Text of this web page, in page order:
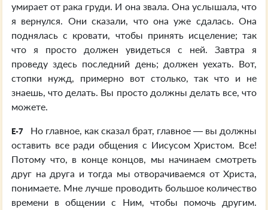
умирает от рака груди. И она звала. Она услышала, что
я вернулся. Они сказали, что она уже сдалась. Она
поднялась с кровати, чтобы принять исцеление; так
что я просто должен увидеться с ней. Завтра я
проведу здесь последний день; должен уехать. Вот,
стопки нужд, примерно вот столько, так что и не
знаешь, что делать. Вы просто должны делать все, что
можете.
E-7
Но главное, как сказал брат, главное — вы должны
оставить все ради общения с Иисусом Христом. Все!
Потому что, в конце концов, мы начинаем смотреть
друг на друга и тогда мы отворачиваемся от Христа,
понимаете. Мне лучше проводить большое количество
времени в общении с Ним, чтобы помочь другим.